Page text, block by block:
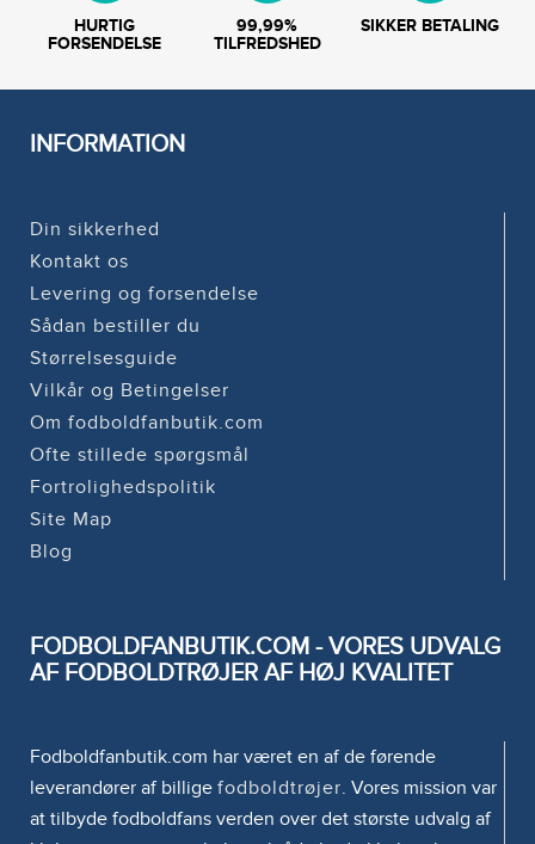
HURTIG
FORSENDELSE
99,99%
TILFREDSHED
SIKKER BETALING
INFORMATION
Din sikkerhed
Kontakt os
Levering og forsendelse
Sådan bestiller du
Størrelsesguide
Vilkår og Betingelser
Om fodboldfanbutik.com
Ofte stillede spørgsmål
Fortrolighedspolitik
Site Map
Blog
FODBOLDFANBUTIK.COM - VORES UDVALG
AF FODBOLDTRØJER AF HØJ KVALITET
Fodboldfanbutik.com har været en af de førende
leverandører af billige fodboldtrøjer. Vores mission var
at tilbyde fodboldfans verden over det største udvalg af